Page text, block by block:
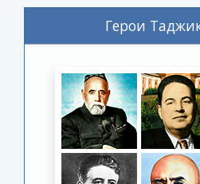
Герои